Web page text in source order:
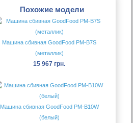
Похожие модели
Машина сбивная GoodFood PM-B7S
(металлик)
15 967 грн.
Машина сбивная GoodFood PM-B10W
(белый)